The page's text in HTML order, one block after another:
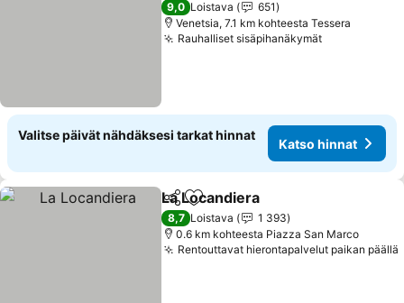
9,0 Loistava
651
Venetsia, 7.1 km kohteesta Tessera
Rauhalliset sisäpihanäkymät
Valitse päivät nähdäksesi tarkat hinnat
Katso hinnat
Jaa Lisää suosikkeihin
La Locandiera
8,7 Loistava
1 393
0.6 km kohteesta Piazza San Marco
Rentouttavat hierontapalvelut paikan päällä